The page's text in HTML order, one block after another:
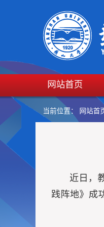
网站首页
当前位置： 网站首
近日，
践阵地》成